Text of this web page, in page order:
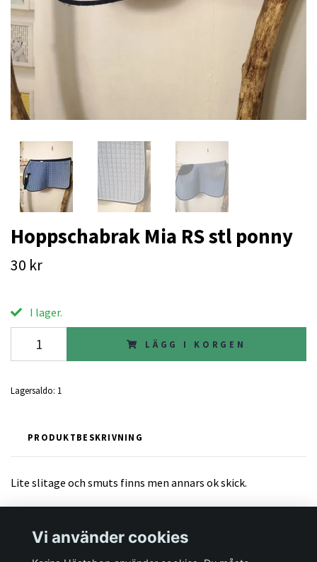
Hoppschabrak Mia RS stl ponny
30 kr
I lager.
LÄGG I KORGEN
Lagersaldo: 1
PRODUKTBESKRIVNING
Lite slitage och smuts finns men annars ok skick.
Vi använder cookies